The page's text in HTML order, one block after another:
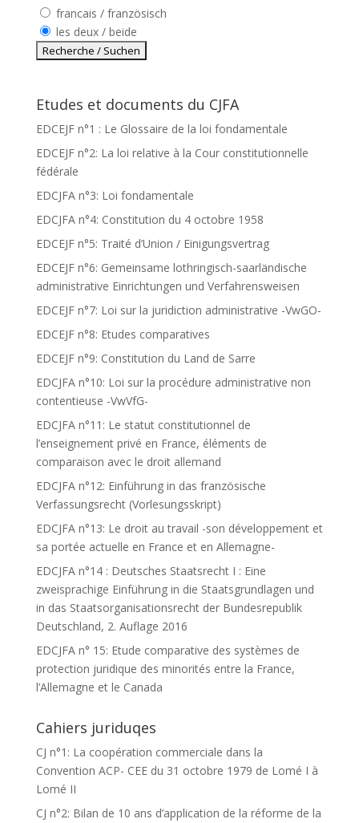
francais / französisch
les deux / beide
Etudes et documents du CJFA
EDCEJF n°1 : Le Glossaire de la loi fondamentale
EDCEJF n°2: La loi relative à la Cour constitutionnelle
fédérale
EDCJFA n°3: Loi fondamentale
EDCJFA n°4: Constitution du 4 octobre 1958
EDCEJF n°5: Traité d’Union / Einigungsvertrag
EDCEJF n°6: Gemeinsame lothringisch-saarländische
administrative Einrichtungen und Verfahrensweisen
EDCEJF n°7: Loi sur la juridiction administrative -VwGO-
EDCEJF n°8: Etudes comparatives
EDCEJF n°9: Constitution du Land de Sarre
EDCJFA n°10: Loi sur la procédure administrative non
contentieuse -VwVfG-
EDCJFA n°11: Le statut constitutionnel de
l’enseignement privé en France, éléments de
comparaison avec le droit allemand
EDCJFA n°12: Einführung in das französische
Verfassungsrecht (Vorlesungsskript)
EDCJFA n°13: Le droit au travail -son développement et
sa portée actuelle en France et en Allemagne-
EDCJFA n°14 : Deutsches Staatsrecht I : Eine
zweisprachige Einführung in die Staatsgrundlagen und
in das Staatsorganisationsrecht der Bundesrepublik
Deutschland, 2. Auflage 2016
EDCJFA n° 15: Etude comparative des systèmes de
protection juridique des minorités entre la France,
l’Allemagne et le Canada
Cahiers juriduqes
CJ n°1: La coopération commerciale dans la
Convention ACP- CEE du 31 octobre 1979 de Lomé I à
Lomé II
CJ n°2: Bilan de 10 ans d’application de la réforme de la